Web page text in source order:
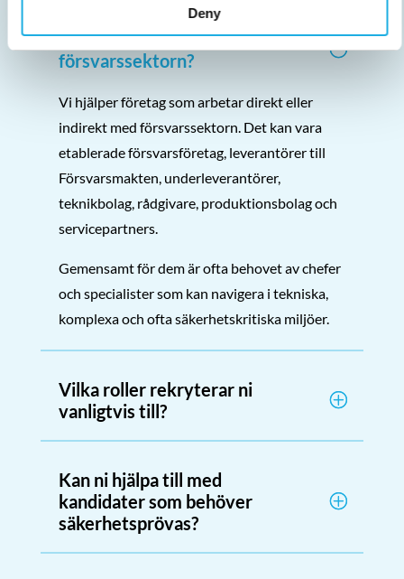
Deny
Vilka företag hjälper ni inom
försvarssektorn?
Vi hjälper företag som arbetar direkt eller
indirekt med försvarssektorn. Det kan vara
etablerade försvarsföretag, leverantörer till
Försvarsmakten, underleverantörer,
teknikbolag, rådgivare, produktionsbolag och
servicepartners.
Gemensamt för dem är ofta behovet av chefer
och specialister som kan navigera i tekniska,
komplexa och ofta säkerhetskritiska miljöer.
Vilka roller rekryterar ni
vanligtvis till?
Kan ni hjälpa till med
kandidater som behöver
säkerhetsprövas?